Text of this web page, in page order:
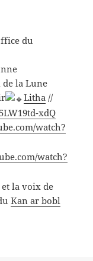
du
de la Lune
Litha //
xdQ
watch?
watch?
et la voix de
Kan ar bobl